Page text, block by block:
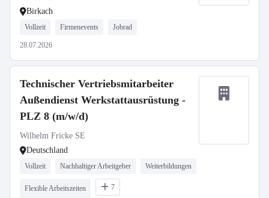
Birkach
Vollzeit Firmenevents Jobrad
28.07.2026
Technischer Vertriebsmitarbeiter
Außendienst Werkstattausrüstung -
PLZ 8 (m/w/d)
Wilhelm Fricke SE
Deutschland
Vollzeit Nachhaltiger Arbeitgeber Weiterbildungen
Flexible Arbeitszeiten 7